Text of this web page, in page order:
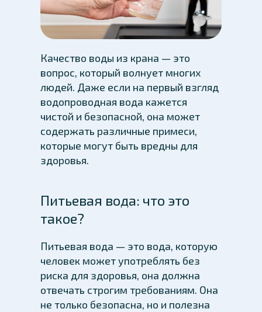
Качество воды из крана — это
вопрос, который волнует многих
людей. Даже если на первый взгляд
водопроводная вода кажется
чистой и безопасной, она может
содержать различные примеси,
которые могут быть вредны для
здоровья.
Питьевая вода: что это
такое?
Питьевая вода — это вода, которую
человек может употреблять без
риска для здоровья, она должна
отвечать строгим требованиям. Она
не только безопасна, но и полезна